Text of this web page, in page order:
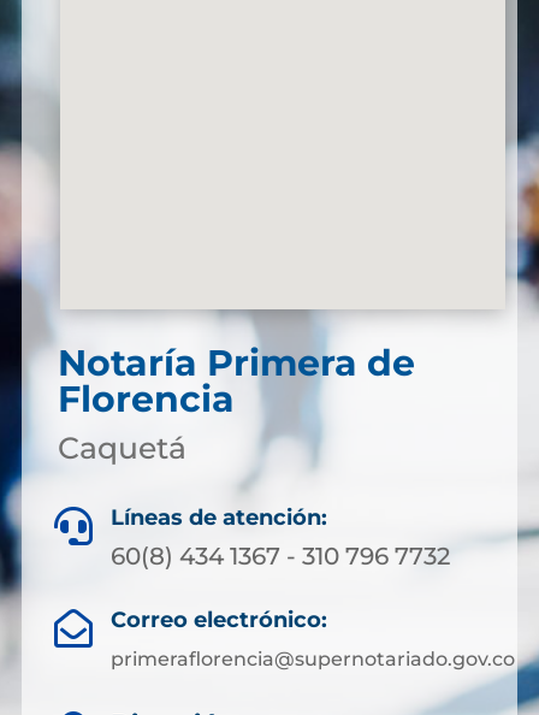
Notaría Primera de
Florencia
Caquetá
 Líneas de atención:
60(8) 434 1367 - 310 796 7732
 Correo electrónico:
primeraflorencia@supernotariado.gov.co